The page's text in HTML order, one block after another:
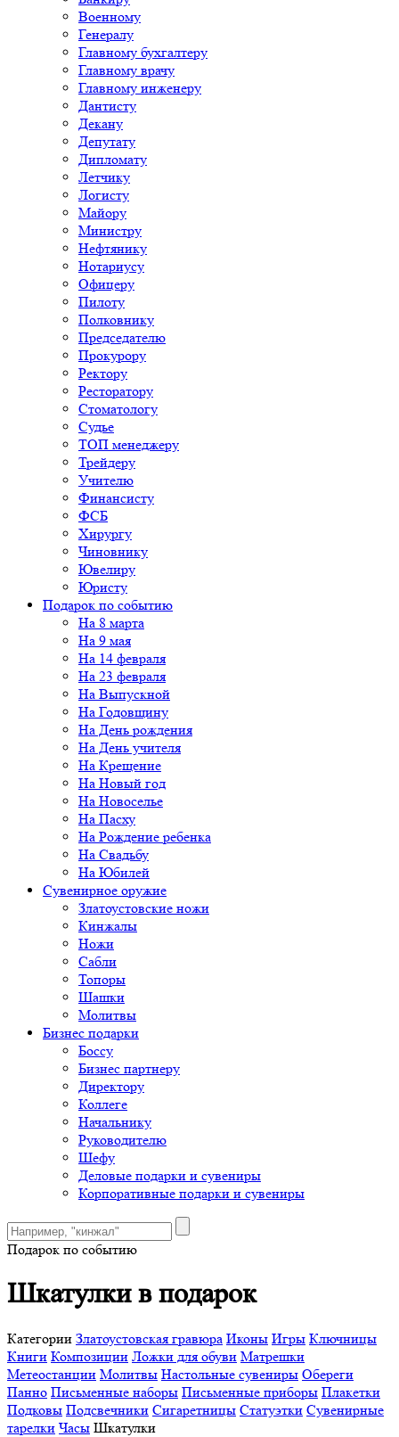
Военному
Генералу
Главному бухгалтеру
Главному врачу
Главному инженеру
Дантисту
Декану
Депутату
Дипломату
Летчику
Логисту
Майору
Министру
Нефтянику
Нотариусу
Офицеру
Пилоту
Полковнику
Председателю
Прокурору
Ректору
Ресторатору
Стоматологу
Судье
ТОП менеджеру
Трейдеру
Учителю
Финансисту
ФСБ
Хирургу
Чиновнику
Ювелиру
Юристу
Подарок по событию
На 8 марта
На 9 мая
На 14 февраля
На 23 февраля
На Выпускной
На Годовщину
На День рождения
На День учителя
На Крещение
На Новый год
На Новоселье
На Пасху
На Рождение ребенка
На Свадьбу
На Юбилей
Сувенирное оружие
Златоустовские ножи
Кинжалы
Ножи
Сабли
Топоры
Шашки
Молитвы
Бизнес подарки
Боссу
Бизнес партнеру
Директору
Коллеге
Начальнику
Руководителю
Шефу
Деловые подарки и сувениры
Корпоративные подарки и сувениры
Подарок по событию
Шкатулки в подарок
Категории Златоустовская гравюра Иконы Игры Ключницы
Книги Композиции Ложки для обуви Матрешки
Метеостанции Молитвы Настольные сувениры Обереги
Панно Письменные наборы Письменные приборы Плакетки
Подковы Подсвечники Сигаретницы Статуэтки Сувенирные
тарелки Часы Шкатулки